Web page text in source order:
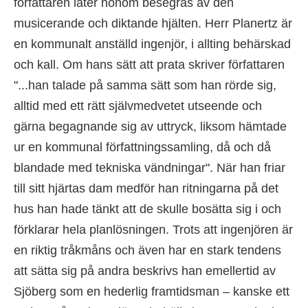
musicerande och diktande hjälten. Herr Planertz är
en kommunalt anställd ingenjör, i allting behärskad
och kall. Om hans sätt att prata skriver författaren
"...han talade på samma sätt som han rörde sig,
alltid med ett rätt självmedvetet utseende och
gärna begagnande sig av uttryck, liksom hämtade
ur en kommunal författningssamling, då och då
blandade med tekniska vändningar". När han friar
till sitt hjärtas dam medför han ritningarna på det
hus han hade tänkt att de skulle bosätta sig i och
förklarar hela planlösningen. Trots att ingenjören är
en riktig tråkmåns och även har en stark tendens
att sätta sig på andra beskrivs han emellertid av
Sjöberg som en hederlig framtidsman – kanske ett